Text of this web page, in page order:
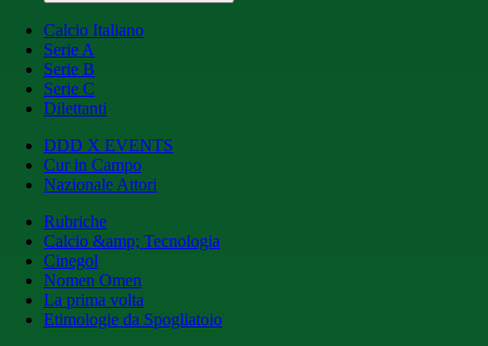
Calcio Italiano
Serie A
Serie B
Serie C
Dilettanti
DDD X EVENTS
Cur in Campo
Nazionale Attori
Rubriche
Calcio &amp; Tecnologia
Cinegol
Nomen Omen
La prima volta
Etimologie da Spogliatoio